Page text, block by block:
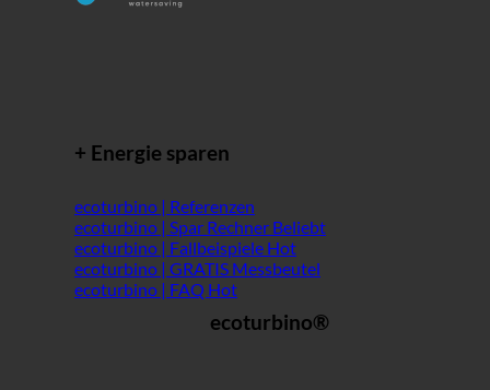
+ Energie sparen
ecoturbino | Referenzen
ecoturbino | Spar Rechner
ecoturbino | Fallbeispiele
ecoturbino | GRATIS Messbeutel
ecoturbino | FAQ
ecoturbino®